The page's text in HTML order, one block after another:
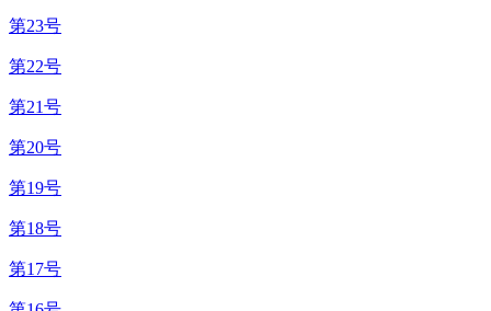
第23号
第22号
第21号
第20号
第19号
第18号
第17号